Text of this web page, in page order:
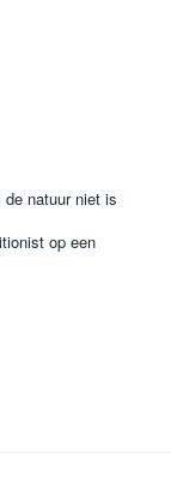
natuur niet is
op een